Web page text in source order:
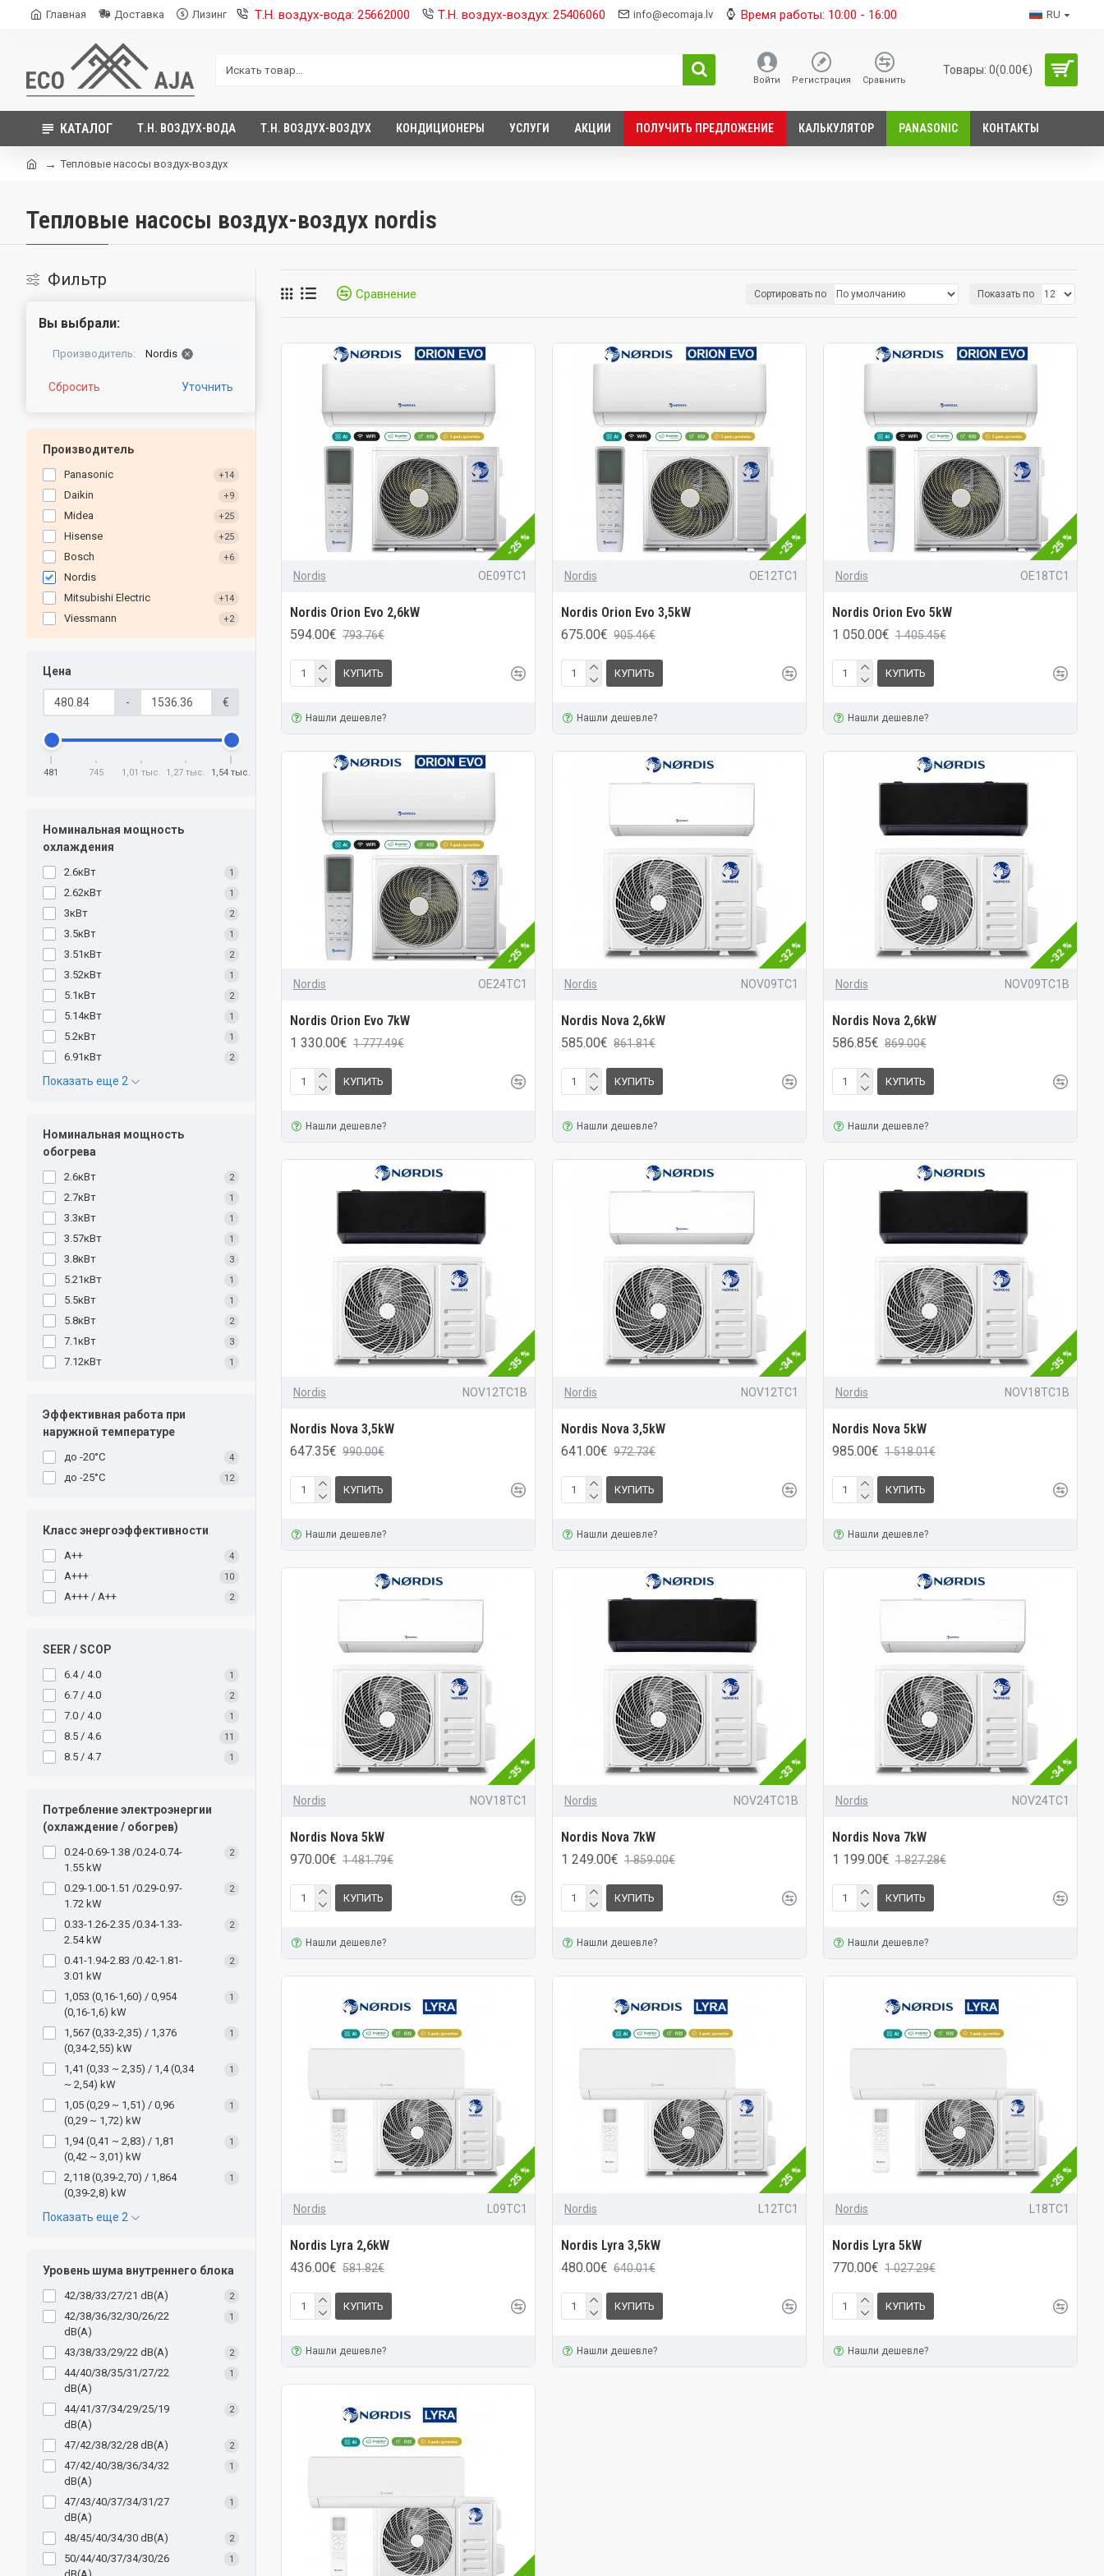
Главная Доставка Лизинг Т.Н. воздух-вода: 25662000 Т.Н. воздух-воздух: 25406060 info@ecomaja.lv Время работы: 10:00 - 16:00 RU
Войти Регистрация Сравнить
Товары: 0(0.00€)
КАТАЛОГ Т.Н. ВОЗДУХ-ВОДА Т.Н. ВОЗДУХ-ВОЗДУХ КОНДИЦИОНЕРЫ УСЛУГИ АКЦИИ ПОЛУЧИТЬ ПРЕДЛОЖЕНИЕ КАЛЬКУЛЯТОР PANASONIC КОНТАКТЫ
Тепловые насосы воздух-воздух
Тепловые насосы воздух-воздух nordis
Фильтр
Вы выбрали:
Производитель: Nordis
Сбросить Уточнить
Производитель
Panasonic +14
Daikin +9
Midea +25
Hisense +25
Bosch +6
Nordis
Mitsubishi Electric
+14
Viessmann +2
Цена
- €
481 745 1,01 тыс. 1,27 тыс. 1,54 тыс.
Номинальная мощность
охлаждения
2.6кВт 1
2.62кВт 1
3кВт 2
3.5кВт 1
3.51кВт 2
3.52кВт 1
5.1кВт 2
5.14кВт 1
5.2кВт 1
6.91кВт 2
Показать еще 2
Номинальная мощность
обогрева
2.6кВт 2
2.7кВт 1
3.3кВт 1
3.57кВт 1
3.8кВт 3
5.21кВт 1
5.5кВт 1
5.8кВт 2
7.1кВт 3
7.12кВт 1
Эффективная работа при
наружной температуре
до -20°C 4
до -25°C 12
Класс энергоэффективности
A++ 4
A+++ 10
A+++ / A++ 2
SEER / SCOP
6.4 / 4.0 1
6.7 / 4.0 2
7.0 / 4.0 1
8.5 / 4.6 11
8.5 / 4.7 1
Потребление электроэнергии
(охлаждение / обогрев)
0.24-0.69-1.38 /0.24-0.74-
1.55 kW
2
0.29-1.00-1.51 /0.29-0.97-
1.72 kW
2
0.33-1.26-2.35 /0.34-1.33-
2.54 kW
2
0.41-1.94-2.83 /0.42-1.81-
3.01 kW
2
1,053 (0,16-1,60) / 0,954
(0,16-1,6) kW
1
1,567 (0,33-2,35) / 1,376
(0,34-2,55) kW
1
1,41 (0,33 ~ 2,35) / 1,4 (0,34
~ 2,54) kW
1
1,05 (0,29 ~ 1,51) / 0,96
(0,29 ~ 1,72) kW
1
1,94 (0,41 ~ 2,83) / 1,81
(0,42 ~ 3,01) kW
1
2,118 (0,39-2,70) / 1,864
(0,39-2,8) kW
1
Показать еще 2
Уровень шума внутреннего блока
42/38/33/27/21 dB(A) 2
42/38/36/32/30/26/22
dB(A)
1
43/38/33/29/22 dB(A) 2
44/40/38/35/31/27/22
dB(A)
1
44/41/37/34/29/25/19
dB(A)
2
47/42/38/32/28 dB(A) 2
47/42/40/38/36/34/32
dB(A)
1
47/43/40/37/34/31/27
dB(A)
1
48/45/40/34/30 dB(A) 2
50/44/40/37/34/30/26
1
Сравнение Сортировать по Показать по
-25 %
Nordis OE09TC1
Nordis Orion Evo 2,6kW
594.00€ 793.76€
КУПИТЬ
Нашли дешевле?
-25 %
Nordis OE12TC1
Nordis Orion Evo 3,5kW
675.00€ 905.46€
КУПИТЬ
Нашли дешевле?
-25 %
Nordis OE18TC1
Nordis Orion Evo 5kW
1 050.00€ 1 405.45€
КУПИТЬ
Нашли дешевле?
-25 %
Nordis OE24TC1
Nordis Orion Evo 7kW
1 330.00€ 1 777.49€
КУПИТЬ
Нашли дешевле?
-32 %
Nordis NOV09TC1
Nordis Nova 2,6kW
585.00€ 861.81€
КУПИТЬ
Нашли дешевле?
-32 %
Nordis NOV09TC1B
Nordis Nova 2,6kW
586.85€ 869.00€
КУПИТЬ
Нашли дешевле?
-35 %
Nordis NOV12TC1B
Nordis Nova 3,5kW
647.35€ 990.00€
КУПИТЬ
Нашли дешевле?
-34 %
Nordis NOV12TC1
Nordis Nova 3,5kW
641.00€ 972.73€
КУПИТЬ
Нашли дешевле?
-35 %
Nordis NOV18TC1B
Nordis Nova 5kW
985.00€ 1 518.01€
КУПИТЬ
Нашли дешевле?
-35 %
Nordis NOV18TC1
Nordis Nova 5kW
970.00€ 1 481.79€
КУПИТЬ
Нашли дешевле?
-33 %
Nordis NOV24TC1B
Nordis Nova 7kW
1 249.00€ 1 859.00€
КУПИТЬ
Нашли дешевле?
-34 %
Nordis NOV24TC1
Nordis Nova 7kW
1 199.00€ 1 827.28€
КУПИТЬ
Нашли дешевле?
-25 %
Nordis L09TC1
Nordis Lyra 2,6kW
436.00€ 581.82€
КУПИТЬ
Нашли дешевле?
-25 %
Nordis L12TC1
Nordis Lyra 3,5kW
480.00€ 640.01€
КУПИТЬ
Нашли дешевле?
-25 %
Nordis L18TC1
Nordis Lyra 5kW
770.00€ 1 027.29€
КУПИТЬ
Нашли дешевле?